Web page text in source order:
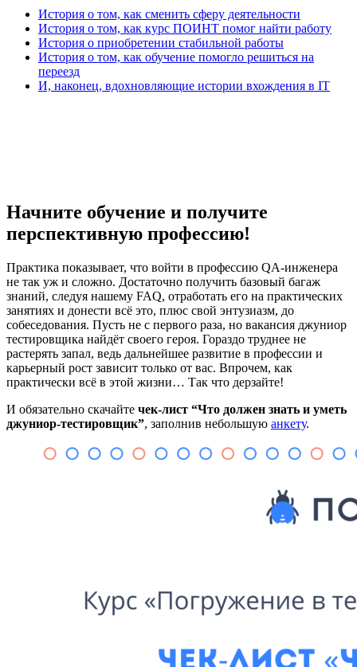
История о том, как сменить сферу деятельности
История о том, как курс ПОИНТ помог найти работу
История о приобретении стабильной работы
История о том, как обучение помогло решиться на
переезд
И, наконец, вдохновляющие истории вхождения в IT
Начните обучение и получите
перспективную профессию!
Практика показывает, что войти в профессию QA-инженера
не так уж и сложно. Достаточно получить базовый багаж
знаний, следуя нашему FAQ, отработать его на практических
занятиях и донести всё это, плюс свой энтузиазм, до
собеседования. Пусть не с первого раза, но вакансия джуниор
тестировщика найдёт своего героя. Гораздо труднее не
растерять запал, ведь дальнейшее развитие в профессии и
карьерный рост зависит только от вас. Впрочем, как
практически всё в этой жизни… Так что дерзайте!
И обязательно скачайте чек-лист “Что должен знать и уметь
джуниор-тестировщик”, заполнив небольшую анкету.